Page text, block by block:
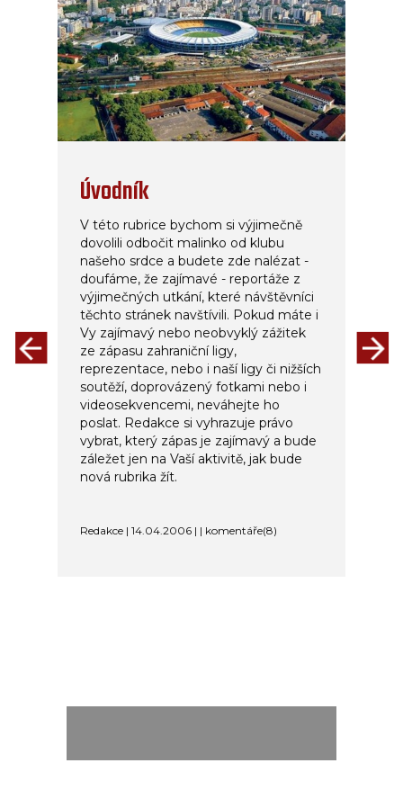
Úvodník
V této rubrice bychom si výjimečně
dovolili odbočit malinko od klubu
našeho srdce a budete zde nalézat -
doufáme, že zajímavé - reportáže z
výjimečných utkání, které návštěvníci
těchto stránek navštívili. Pokud máte i
Vy zajímavý nebo neobvyklý zážitek
ze zápasu zahraniční ligy,
reprezentace, nebo i naší ligy či nižších
soutěží, doprovázený fotkami nebo i
videosekvencemi, neváhejte ho
poslat. Redakce si vyhrazuje právo
vybrat, který zápas je zajímavý a bude
záležet jen na Vaší aktivitě, jak bude
nová rubrika žít.
Redakce | 14.04.2006 | | komentáře(8)